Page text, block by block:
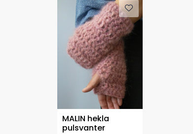
MALIN hekla
pulsvanter